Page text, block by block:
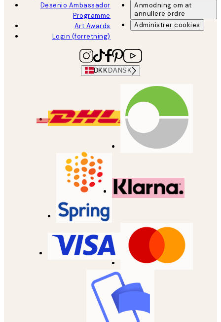
Desenio Ambassador
Programme
Art Awards
Login (forretning)
Anmodning om at
annullere ordre
Administrer cookies
DKK DANSK